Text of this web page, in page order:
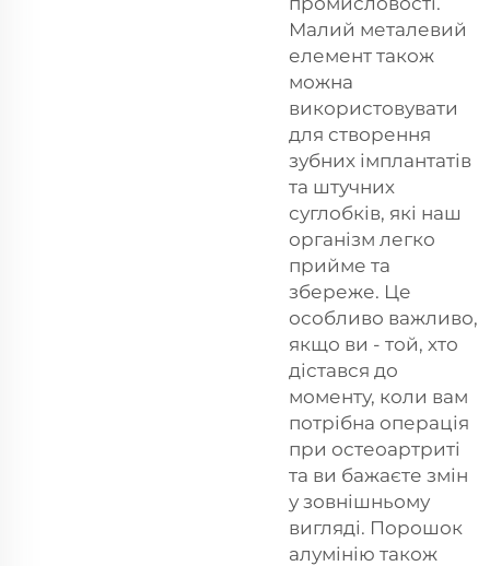
Малий металевий
елемент також
можна
використовувати
для створення
зубних імплантатів
та штучних
суглобків, які наш
організм легко
прийме та
збереже. Це
особливо важливо,
якщо ви - той, хто
дістався до
моменту, коли вам
потрібна операція
при остеоартриті
та ви бажаєте змін
у зовнішньому
вигляді. Порошок
алумінію також